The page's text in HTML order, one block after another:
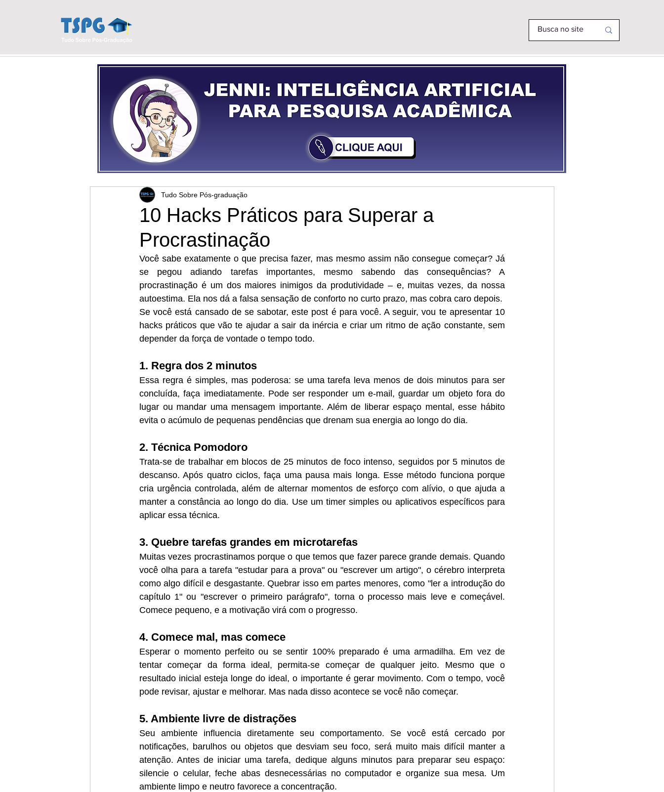
10 Hacks Práticos para Superar a
Procrastinação
Tudo Sobre Pós-graduação
Você sabe exatamente o que precisa fazer, mas mesmo assim não consegue começar? Já
se pegou adiando tarefas importantes, mesmo sabendo das consequências? A
procrastinação é um dos maiores inimigos da produtividade – e, muitas vezes, da nossa
autoestima. Ela nos dá a falsa sensação de conforto no curto prazo, mas cobra caro depois.
Se você está cansado de se sabotar, este post é para você. A seguir, vou te apresentar 10
hacks práticos que vão te ajudar a sair da inércia e criar um ritmo de ação constante, sem
depender da força de vontade o tempo todo.
1. Regra dos 2 minutos
Essa regra é simples, mas poderosa: se uma tarefa leva menos de dois minutos para ser
concluída, faça imediatamente. Pode ser responder um e-mail, guardar um objeto fora do
lugar ou mandar uma mensagem importante. Além de liberar espaço mental, esse hábito
evita o acúmulo de pequenas pendências que drenam sua energia ao longo do dia.
2. Técnica Pomodoro
Trata-se de trabalhar em blocos de 25 minutos de foco intenso, seguidos por 5 minutos de
descanso. Após quatro ciclos, faça uma pausa mais longa. Esse método funciona porque
cria urgência controlada, além de alternar momentos de esforço com alívio, o que ajuda a
manter a constância ao longo do dia. Use um timer simples ou aplicativos específicos para
aplicar essa técnica.
3. Quebre tarefas grandes em microtarefas
Muitas vezes procrastinamos porque o que temos que fazer parece grande demais. Quando
você olha para a tarefa "estudar para a prova" ou "escrever um artigo", o cérebro interpreta
como algo difícil e desgastante. Quebrar isso em partes menores, como "ler a introdução do
capítulo 1" ou "escrever o primeiro parágrafo", torna o processo mais leve e começável.
Comece pequeno, e a motivação virá com o progresso.
4. Comece mal, mas comece
Esperar o momento perfeito ou se sentir 100% preparado é uma armadilha. Em vez de
tentar começar da forma ideal, permita-se começar de qualquer jeito. Mesmo que o
resultado inicial esteja longe do ideal, o importante é gerar movimento. Com o tempo, você
pode revisar, ajustar e melhorar. Mas nada disso acontece se você não começar.
5. Ambiente livre de distrações
Seu ambiente influencia diretamente seu comportamento. Se você está cercado por
notificações, barulhos ou objetos que desviam seu foco, será muito mais difícil manter a
atenção. Antes de iniciar uma tarefa, dedique alguns minutos para preparar seu espaço:
silencie o celular, feche abas desnecessárias no computador e organize sua mesa. Um
ambiente limpo e neutro favorece a concentração.